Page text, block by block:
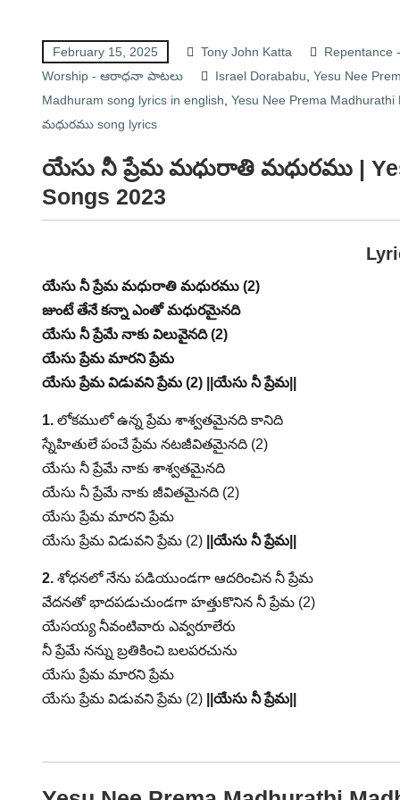
February 15, 2025 Tony John Katta
Worship - ఆరాధనా పాటలు
Israel Dorababu Yesu Nee
Madhuram song lyrics in english Yesu Nee Prema
మధురము song lyrics
యేసు నీ ప్రేమ మధురాతి మధురము |
Songs 2023
యేసు నీ ప్రేమ మధురాతి మధురము (2)
జుంటే తేనే కన్నా ఎంతో మధురమైనది
యేసు నీ ప్రేమే నాకు విలువైనది (2)
యేసు ప్రేమ మారని ప్రేమ
యేసు ప్రేమ విడువని ప్రేమ (2) ||యేసు నీ ప్రేమ||
1. లోకములో ఉన్న ప్రేమ శాశ్వతమైనది కానిది
స్నేహితులే పంచే ప్రేమ నటజీవితమైనది (2)
యేసు నీ ప్రేమే నాకు శాశ్వతమైనది
యేసు నీ ప్రేమే నాకు జీవితమైనది (2)
యేసు ప్రేమ మారని ప్రేమ
యేసు ప్రేమ విడువని ప్రేమ (2)
||యేసు నీ ప్రేమ||
2. శోధనలో నేను పడియుండగా ఆదరించిన నీ ప్రేమ
వేదనతో భాదపడుచుండగా హత్తుకొనిన నీ ప్రేమ (2)
యేసయ్య నీవంటివారు ఎవ్వరూలేరు
నీ ప్రేమే నన్ను బ్రతికించి బలపరచును
యేసు ప్రేమ మారని ప్రేమ
యేసు ప్రేమ విడువని ప్రేమ (2)
||యేసు నీ ప్రేమ||